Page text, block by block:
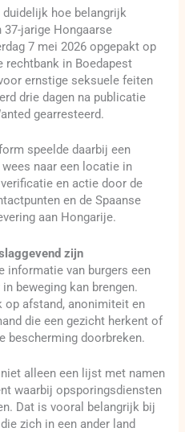
duidelijk hoe belangrijk
jarige Hongaarse
7 mei 2026 opgepakt op
rechtbank in Boedapest
ernstige seksuele feiten
drie dagen na publicatie
gearresteerd.
speelde daarbij een
naar een locatie in
en actie door de
en de Spaanse
aan Hongarije.
zijn
informatie van burgers een
beweging kan brengen.
op afstand, anonimiteit en
die een gezicht herkent of
bescherming doorbreken.
alleen een lijst met namen
waarbij opsporingsdiensten
Dat is vooral belangrijk bij
zich in een ander land